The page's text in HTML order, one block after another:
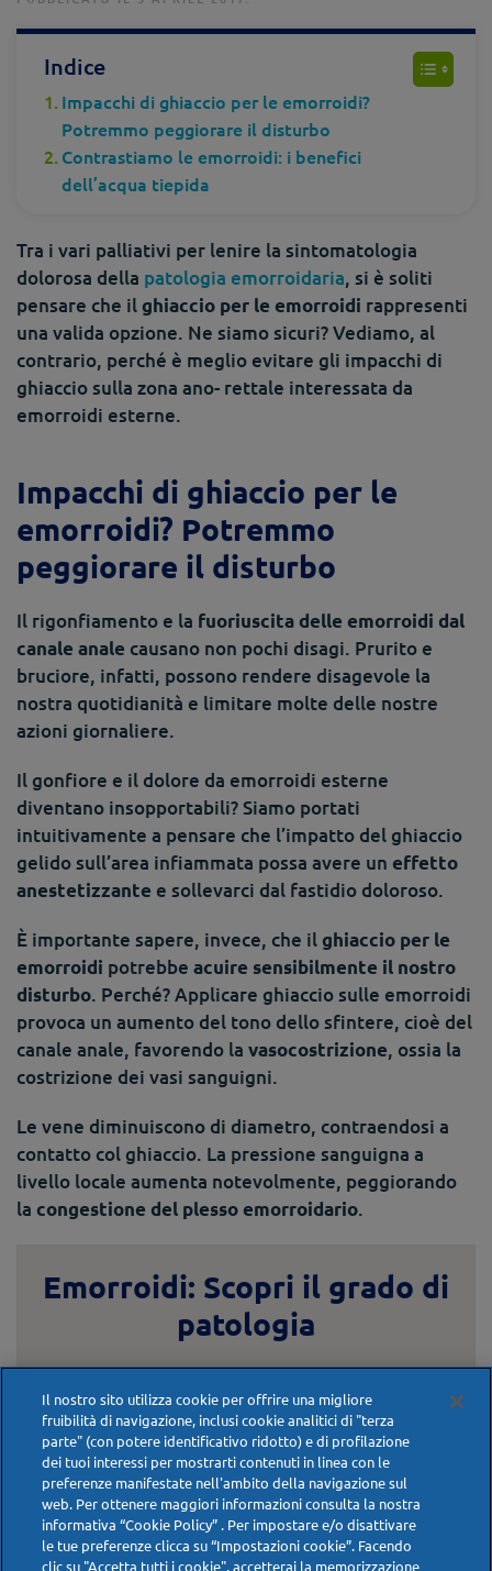
Indice
Impacchi di ghiaccio per le emorroidi?
Potremmo peggiorare il disturbo
Contrastiamo le emorroidi: i benefici
dell’acqua tiepida
Tra i vari palliativi per lenire la sintomatologia
dolorosa della patologia emorroidaria, si è soliti
pensare che ilghiaccio per le emorroidi rappresenti
una valida opzione. Ne siamo sicuri?Vediamo, al
contrario, perché è meglio evitare gli impacchi di
ghiaccio sulla zona ano- rettale interessata da
emorroidi esterne.
Impacchi di ghiaccio per le
emorroidi? Potremmo
peggiorare il disturbo
Il rigonfiamento e la fuoriuscita delle emorroidi dal
canale anale causano non pochi disagi. Prurito e
bruciore, infatti, possono rendere disagevole la
nostra quotidianità e limitare molte delle nostre
azioni giornaliere.
Il gonfiore e il dolore da emorroidi esterne
diventano insopportabili? Siamo portati
intuitivamente a pensare che l’impatto del ghiaccio
gelido sull’area infiammata possa avere un effetto
anestetizzante e sollevarci dal fastidio doloroso.
È importante sapere, invece, che ilghiaccio per le
emorroidi potrebbe acuire sensibilmente il nostro
disturbo. Perché? Applicare ghiaccio sulle emorroidi
provoca un aumento del tono dello sfintere, cioè del
canale anale, favorendo la vasocostrizione, ossia la
costrizione dei vasi sanguigni.
Le vene diminuiscono di diametro, contraendosi a
contatto col ghiaccio. La pressione sanguigna a
livello locale aumenta notevolmente, peggiorando
la congestione del plesso emorroidario.
Emorroidi: Scopri il grado di
patologia
Conoscere la patologia emorroidaria è il primo
passo per viverla serenamente. Con alcune
semplici domande interattive e pochi clic, puoi
iniziare a comprendere la gravità del disturbo e
come trattarlo.
FAI IL TEST
Il nostro sito utilizza cookie per offrire una migliore
fruibilità di navigazione, inclusi cookie analitici di "terza
parte" (con potere identificativo ridotto) e di profilazione
dei tuoi interessi per mostrarti contenuti in linea con le
preferenze manifestate nell'ambito della navigazione sul
web. Per ottenere maggiori informazioni consulta la nostra
informativa “Cookie Policy” . Per impostare e/o disattivare
le tue preferenze clicca su “Impostazioni cookie”. Facendo
clic su "Accetta tutti i cookie", accetterai la memorizzazione